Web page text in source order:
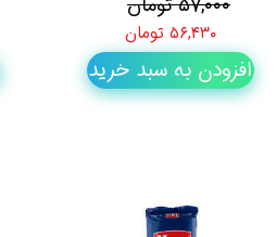
۵۶,۴۳۰ تومان
افزودن به سبد خرید